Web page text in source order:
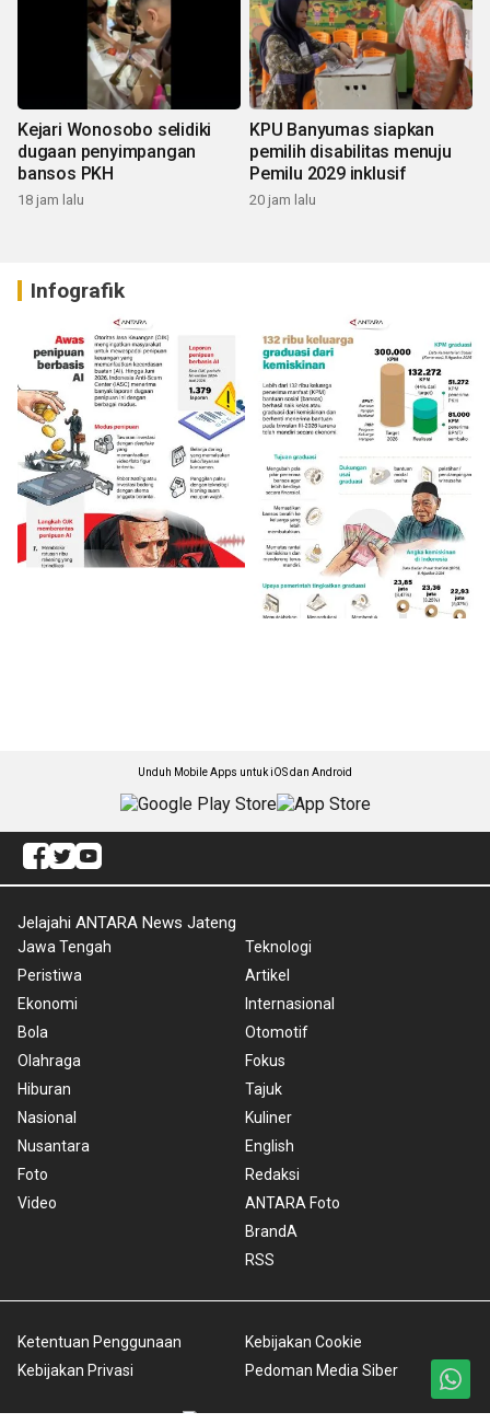
Kejari Wonosobo selidiki
dugaan penyimpangan
bansos PKH
18 jam lalu
KPU Banyumas siapkan
pemilih disabilitas menuju
Pemilu 2029 inklusif
20 jam lalu
Infografik
Unduh Mobile Apps untuk iOS dan Android
Jelajahi ANTARA News Jateng
Jawa Tengah
Peristiwa
Ekonomi
Bola
Olahraga
Hiburan
Nasional
Nusantara
Foto
Video
Teknologi
Artikel
Internasional
Otomotif
Fokus
Tajuk
Kuliner
English
Redaksi
ANTARA Foto
BrandA
RSS
Ketentuan Penggunaan
Kebijakan Privasi
Kebijakan Cookie
Pedoman Media Siber